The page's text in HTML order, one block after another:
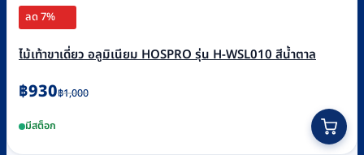
ลด 7%
ไม้เท้าขาเดี่ยว อลูมิเนียม HOSPRO รุ่น H-WSL010 สีน้ำตาล
฿1,000
Original
was:
฿930
Current
is:มีสต็อก